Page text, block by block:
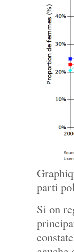
parti
Si on